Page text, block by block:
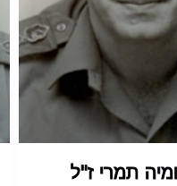
תמרי ז"ל